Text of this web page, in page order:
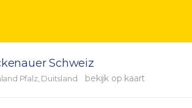
Schweiz
Pfalz, Duitsland bekijk op kaart